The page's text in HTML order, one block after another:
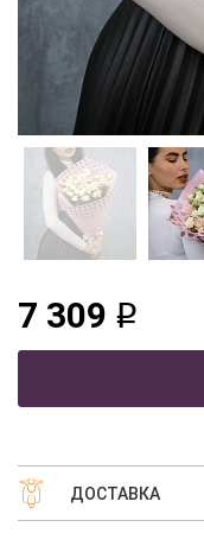
7 309 q
ДОСТАВКА